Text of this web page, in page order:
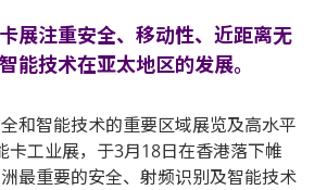
展注重安全、移动性、近距离无
能技术在亚太地区的发展。
和智能技术的重要区域展览及高水平
卡工业展，于3月18日在香港落下帷
最重要的安全、射频识别及智能技术